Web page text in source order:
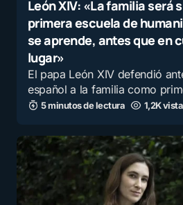
León XIV: «La familia será
primera escuela de
se aprende, antes que en
lugar»
El papa León XIV defendió
español a la familia como
5 minutos de lectura 1,2K